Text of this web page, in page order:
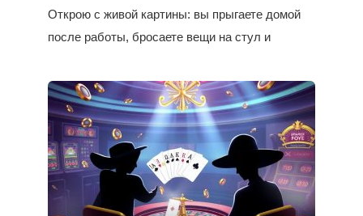
Открою с живой картины: вы прыгаете домой
после работы, бросаете вещи на стул и